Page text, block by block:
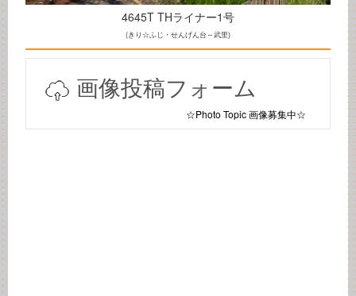
4645T THライナー1号
(きり☆ふじ・せんげん台～武里)
画像投稿フォーム
☆Photo Topic 画像募集中☆